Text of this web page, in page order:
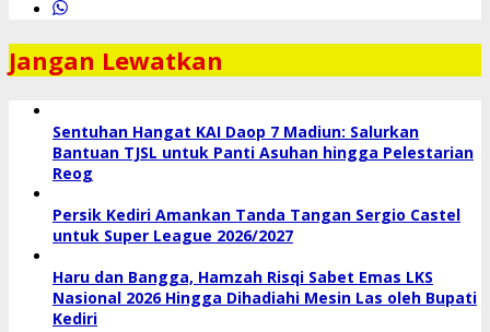
Jangan Lewatkan
Sentuhan Hangat KAI Daop 7 Madiun: Salurkan
Bantuan TJSL untuk Panti Asuhan hingga Pelestarian
Reog
Persik Kediri Amankan Tanda Tangan Sergio Castel
untuk Super League 2026/2027
Haru dan Bangga, Hamzah Risqi Sabet Emas LKS
Nasional 2026 Hingga Dihadiahi Mesin Las oleh Bupati
Kediri